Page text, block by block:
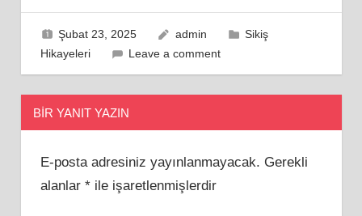
Şubat 23, 2025 admin
Sikiş
Hikayeleri
Leave a comment
BIR YANIT YAZIN
E-posta adresiniz yayınlanmayacak. Gerekli
alanlar *ile işaretlenmişlerdir